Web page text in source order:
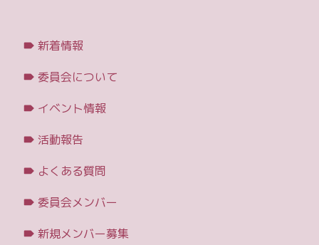
新着情報
委員会について
イベント情報
活動報告
よくある質問
委員会メンバー
新規メンバー募集